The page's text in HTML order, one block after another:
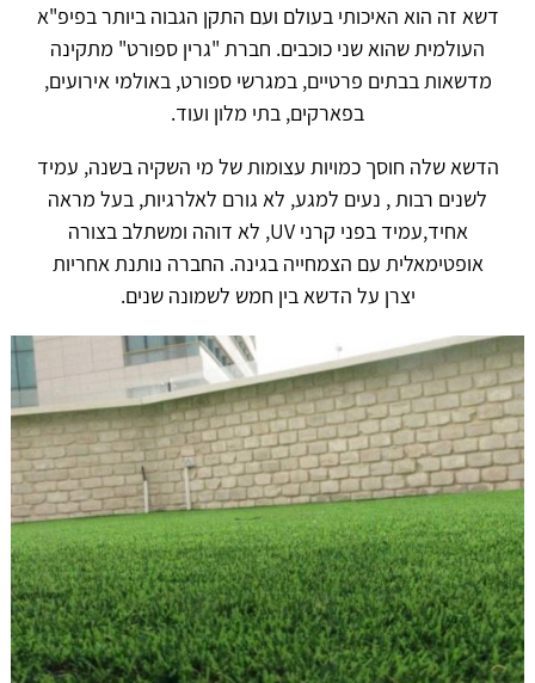
דשא זה הוא האיכותי בעולם ועם התקן הגבוה ביותר בפיפ"א
העולמית שהוא שני כוכבים. חברת "גרין ספורט" מתקינה
מדשאות בבתים פרטיים, במגרשי ספורט, באולמי אירועים,
בפארקים, בתי מלון ועוד.
הדשא שלה חוסך כמויות עצומות של מי השקיה בשנה, עמיד
לשנים רבות , נעים למגע, לא גורם לאלרגיות, בעל מראה
אחיד,עמיד בפני קרני UV, לא דוהה ומשתלב בצורה
אופטימאלית עם הצמחייה בגינה. החברה נותנת אחריות
יצרן על הדשא בין חמש לשמונה שנים.